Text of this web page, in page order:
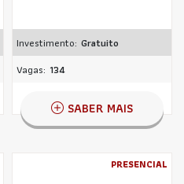
Investimento: Gratuito
Vagas: 134
SABER MAIS
PRESENCIAL